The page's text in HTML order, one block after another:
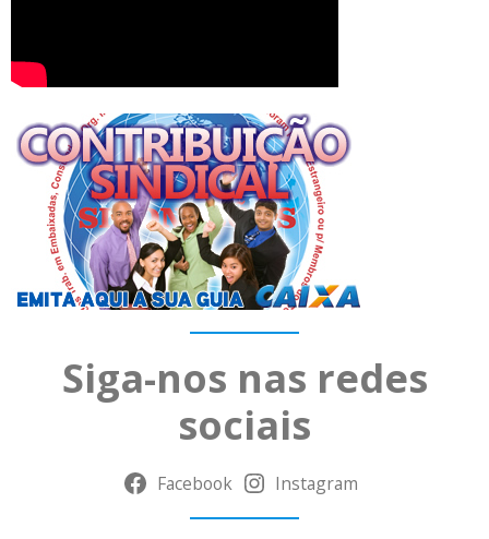
Siga-nos nas redes
sociais
Facebook Instagram